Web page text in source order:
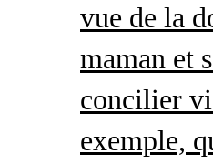
vue de la
maman et
concilier
exemple,